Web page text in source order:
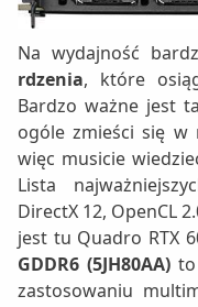
Na wydajność
rdzenia, które
Bardzo ważne jest
ogóle zmieści się w
więc musicie
Lista
DirectX 12, OpenCL
jest tu Quadro RTX
GDDR6 (5JH80AA)
zastosowaniu